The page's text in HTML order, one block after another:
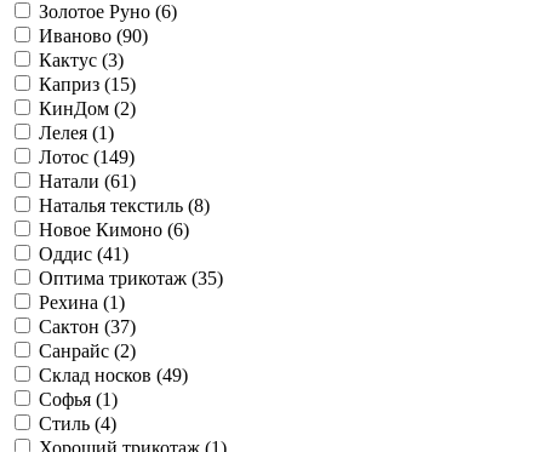
Золотое Руно (6)
Иваново (90)
Кактус (3)
Каприз (15)
КинДом (2)
Лелея (1)
Лотос (149)
Натали (61)
Наталья текстиль (8)
Новое Кимоно (6)
Оддис (41)
Оптима трикотаж (35)
Рехина (1)
Сактон (37)
Санрайс (2)
Склад носков (49)
Софья (1)
Стиль (4)